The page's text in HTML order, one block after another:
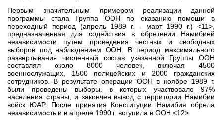
Первым значительным примером реализации данной
программы стала Группа ООН по оказанию помощи в
переходный период (апрель 1989 г. - март 1990 г.) <11>,
предназначенная для содействия в обретении Намибией
независимости путем проведения честных и свободных
выборов под наблюдением ООН. В период максимального
развертывания численный состав указанной Группы ООН
составлял около 8000 человек, включая 4500
военнослужащих, 1500 полицейских и 2000 гражданских
сотрудников. В результате операции ООН в ноябре 1989 г.
были проведены выборы, в которых участвовало 97%
населения страны, и закончен вывод с территории Намибии
войск ЮАР. После принятия Конституции Намибия обрела
независимость и в апреле 1990 г. вступила в ООН <12>.